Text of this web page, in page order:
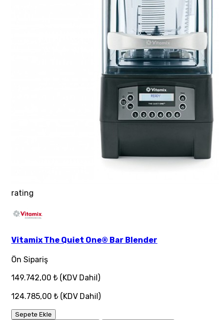
rating
Vitamix The Quiet One® Bar Blender
Ön Sipariş
149.742,00 ₺ (KDV Dahil)
124.785,00 ₺ (KDV Dahil)
Sepete Ekle